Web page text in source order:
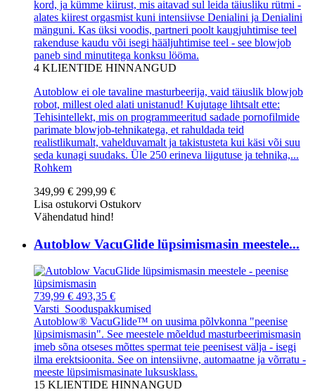
kord, ja kümme kiirust, mis aitavad sul leida täiusliku rütmi -
alates kiirest orgasmist kuni intensiivse Denialini ja Denialini
mänguni. Kas üksi voodis, partneri poolt kaugjuhtimise teel
rakenduse kaudu või isegi hääljuhtimise teel - see blowjob
paneb sind minutitega konksu lööma.
4 KLIENTIDE HINNANGUD
Autoblow ei ole tavaline masturbeerija, vaid täiuslik blowjob
robot, millest oled alati unistanud! Kujutage lihtsalt ette:
Tehisintellekt, mis on programmeeritud sadade pornofilmide
parimate blowjob-tehnikatega, et rahuldada teid
realistlikumalt, vahelduvamalt ja takistusteta kui käsi või suu
seda kunagi suudaks. Üle 250 erineva liigutuse ja tehnika,...
Rohkem
349,99 € 299,99 €
Lisa ostukorvi Ostukorv
Vähendatud hind!
Autoblow VacuGlide lüpsimismasin meestele...
739,99 € 493,35 €
Varsti Sooduspakkumised
Autoblow® VacuGlide™ on uusima põlvkonna "peenise
lüpsimismasin". See meestele mõeldud masturbeerimismasin
imeb sõna otseses mõttes spermat teie peenisest välja - isegi
ilma erektsioonita. See on intensiivne, automaatne ja võrratu -
meeste lüpsimismasinate luksusklass.
15 KLIENTIDE HINNANGUD